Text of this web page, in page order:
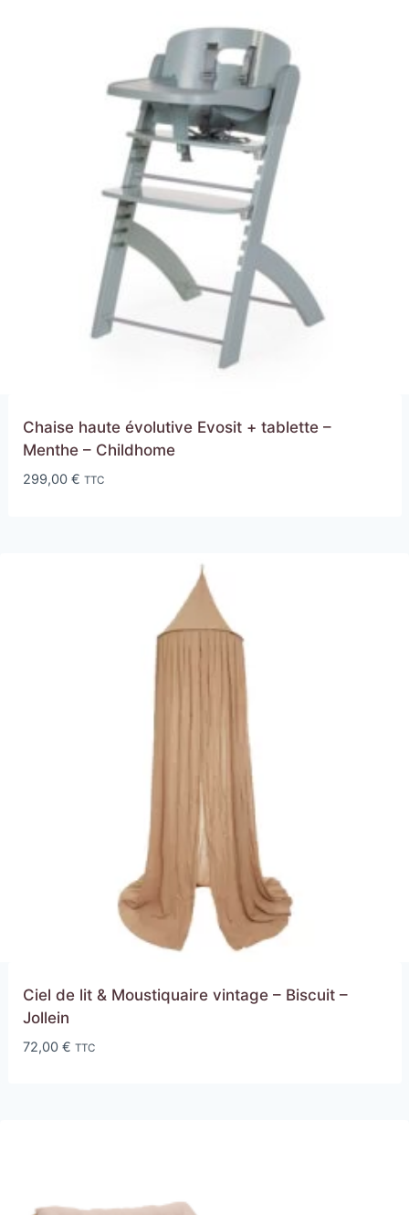
Chaise haute évolutive Evosit + tablette –
Menthe – Childhome
299,00 € TTC
Ciel de lit & Moustiquaire vintage – Biscuit –
Jollein
72,00 € TTC